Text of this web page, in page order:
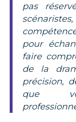
pas
pour
faire
de la
précision,
que